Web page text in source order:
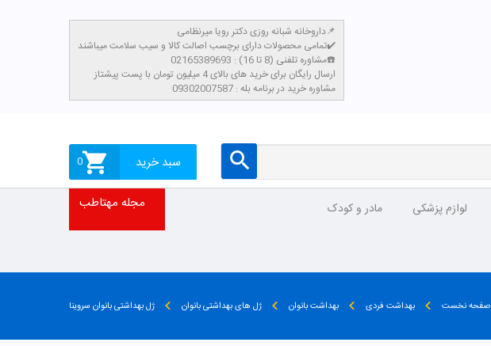
داروخانه شبانه روزی دکتر رویا میرنظامی📌
تمامی محصولات دارای برچسب اصالت کالا و سیب سلامت میباشند✔️
مشاوره تلفنی (8 تا 16) : 02165389693☎️
​ارسال رایگان برای خرید های بالای 4 میلیون تومان با پست پیشتاز
مشاوره خرید در برنامه بله : 09302007587
سبد خرید 0
لوازم پزشکی مادر و کودک مجله مهتاطب
صفحه نخست بهداشت فردی بهداشت بانوان ژل های بهداشتی بانوان ژل بهداشتی بانوان سروینا